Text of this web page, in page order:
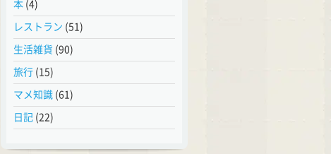
本 (4)
レストラン (51)
生活雑貨 (90)
旅行 (15)
マメ知識 (61)
日記 (22)